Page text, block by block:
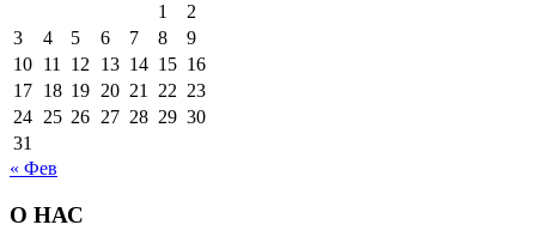
1
2
3
4 5 6 7 8
9
10 11 12 13 14 15 16
17 18 19 20 21 22 23
24 25 26 27 28 29 30
31
« Фев
О НАС